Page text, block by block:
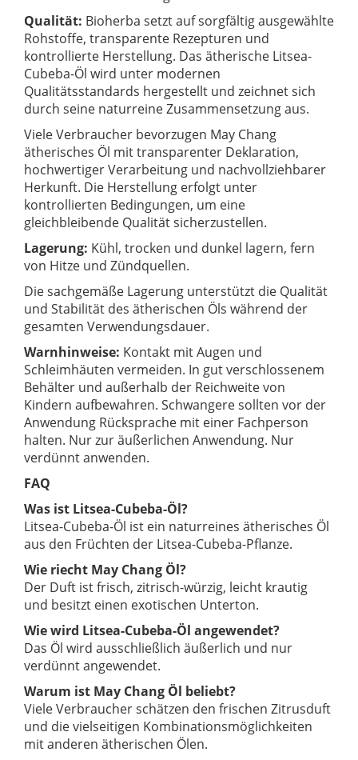
Qualität: Bioherba setzt auf sorgfältig ausgewählte
Rohstoffe, transparente Rezepturen und
kontrollierte Herstellung. Das ätherische Litsea-
Cubeba-Öl wird unter modernen
Qualitätsstandards hergestellt und zeichnet sich
durch seine naturreine Zusammensetzung aus.
Viele Verbraucher bevorzugen May Chang
ätherisches Öl mit transparenter Deklaration,
hochwertiger Verarbeitung und nachvollziehbarer
Herkunft. Die Herstellung erfolgt unter
kontrollierten Bedingungen, um eine
gleichbleibende Qualität sicherzustellen.
Lagerung: Kühl, trocken und dunkel lagern, fern
von Hitze und Zündquellen.
Die sachgemäße Lagerung unterstützt die Qualität
und Stabilität des ätherischen Öls während der
gesamten Verwendungsdauer.
Warnhinweise: Kontakt mit Augen und
Schleimhäuten vermeiden. In gut verschlossenem
Behälter und außerhalb der Reichweite von
Kindern aufbewahren. Schwangere sollten vor der
Anwendung Rücksprache mit einer Fachperson
halten. Nur zur äußerlichen Anwendung. Nur
verdünnt anwenden.
FAQ
Was ist Litsea-Cubeba-Öl?
Litsea-Cubeba-Öl ist ein naturreines ätherisches Öl
aus den Früchten der Litsea-Cubeba-Pflanze.
Wie riecht May Chang Öl?
Der Duft ist frisch, zitrisch-würzig, leicht krautig
und besitzt einen exotischen Unterton.
Wie wird Litsea-Cubeba-Öl angewendet?
Das Öl wird ausschließlich äußerlich und nur
verdünnt angewendet.
Warum ist May Chang Öl beliebt?
Viele Verbraucher schätzen den frischen Zitrusduft
und die vielseitigen Kombinationsmöglichkeiten
mit anderen ätherischen Ölen.